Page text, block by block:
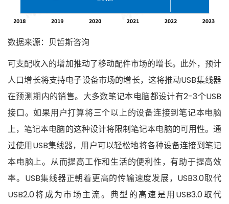
数据来源：贝哲斯咨询
可支配收入的增加推动了移动配件市场的增长。此外，预计
人口增长将支持电子设备市场的增长，这将推动USB集线器
在预测期内的销售。大多数笔记本电脑都设计有2-3个USB
接口。如果用户打算将三个以上的设备连接到笔记本电脑
上，笔记本电脑的这种设计将限制笔记本电脑的可用性。通
过使用USB集线器，用户可以轻松地将各种设备连接到笔记
本电脑上。从而提高工作和生活的便利性，有助于提高效
率。USB集线器正朝着更高的传输速度发展，USB3.0取代
USB2.0将成为市场主流。典型的高速是用USB3.0取代